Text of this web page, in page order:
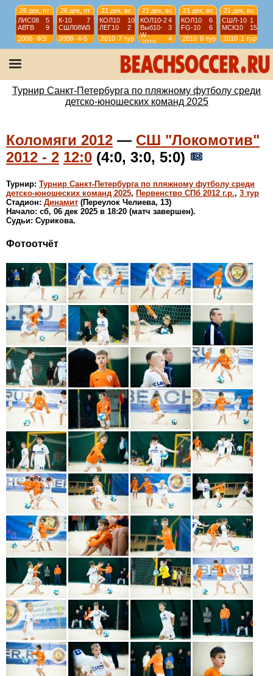
26 дек, пт
ЛИС08
5
АВТВ
9
2008-
2009
ФЭ
26 дек, пт
К-10
7
СШЛ08W3
2008-
2009
4-5
21 дек, вс
КОЛ10
10
ЛЕГ10
2
2010 7 тур
21 дек, вс
КОЛ10-24
Выб10-
W
3
2010
4
тур
21 дек, вс
КОЛ10
6
FG-10
6
2010 6 тур
21 дек, вс
СШЛ-10 1
МСК10
15
2010 1 тур
21 дек, вс
ВЫБ13R 2
МСК13
6
21 дек, вс
СЕСТ14
5
ЗЕН15
3
21 дек, вс
К-14(2)
4
КОЛ-14
12
Турнир Санкт-Петербурга по пляжному футболу среди
детско-юношеских команд 2025
Коломяги 2012 — СШ "Локомотив"
2012 - 2 12:0 (4:0, 3:0, 5:0)
Турнир: Турнир Санкт-Петербурга по пляжному футболу среди
детско-юношеских команд 2025, Первенство СПб 2012 г.р., 3 тур
Стадион: Динамит (Переулок Челиева, 13)
Начало: сб, 06 дек 2025 в 18:20 (матч завершен).
Судьи: Сурикова.
Фотоотчёт